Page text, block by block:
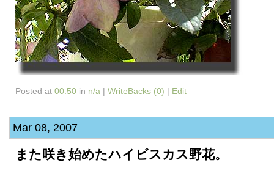
Posted at 00:50 in n/a | WriteBacks (0) | Edit
Mar 08, 2007
また咲き始めたハイビスカス野花。